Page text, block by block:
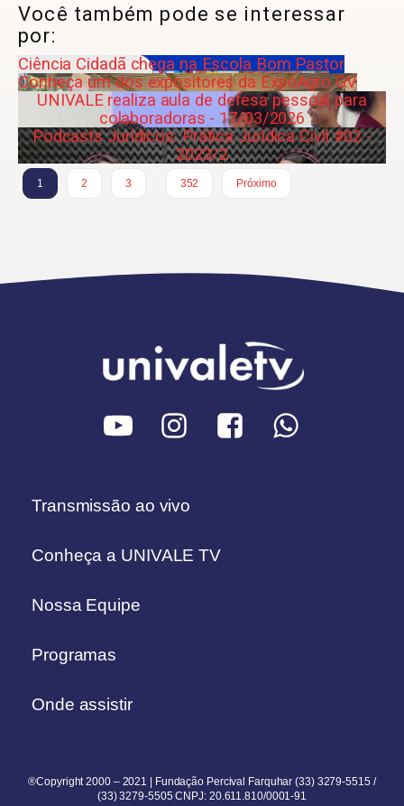
Você também pode se interessar
por:
Ciência Cidadã chega na Escola Bom Pastor
Conheça um dos expositores da ExpoAgro GV
UNIVALE realiza aula de defesa pessoal para
colaboradoras - 17/03/2026
Podcasts Jurídicos: Prática Jurídica Civil #02 -
2023/2
1 2 3
352
Próximo
Transmissão ao vivo
Conheça a UNIVALE TV
Nossa Equipe
Programas
Onde assistir
®Copyright 2000 – 2021 | Fundação Percival Farquhar (33) 3279-5515 /
(33) 3279-5505 CNPJ: 20.611.810/0001-91